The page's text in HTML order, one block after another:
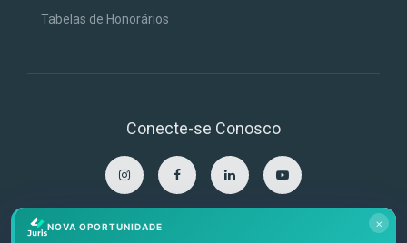
Tabelas de Honorários
Conecte-se Conosco
×
NOVA OPORTUNIDADE